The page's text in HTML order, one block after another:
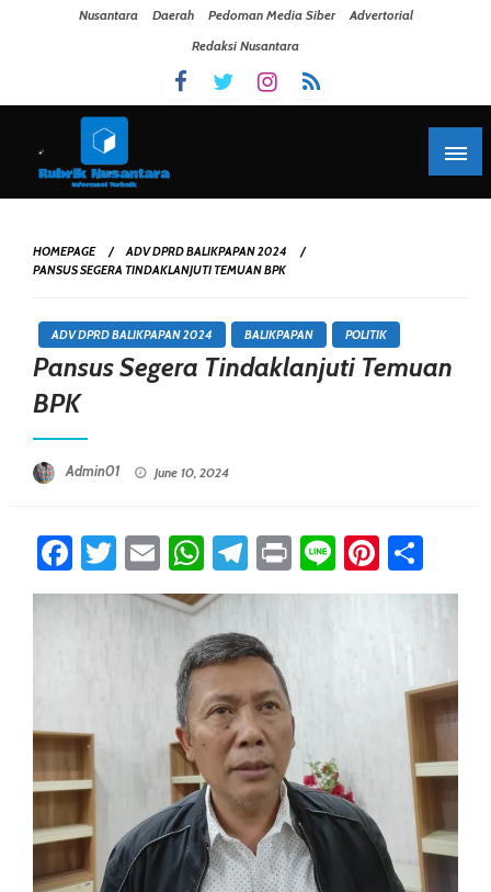
Nusantara Daerah Pedoman Media Siber
Advertorial
Redaksi Nusantara
HOMEPAGE
ADV DPRD BALIKPAPAN 2024
PANSUS SEGERA TINDAKLANJUTI TEMUAN BPK
ADV DPRD BALIKPAPAN 2024 BALIKPAPAN POLITIK
Pansus Segera Tindaklanjuti Temuan
BPK
Admin01 June 10, 2024
Facebook
Twitter
EmailWhatsApp
Telegram
PrintLine